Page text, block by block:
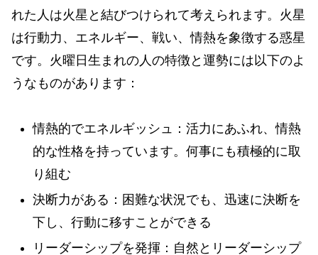
れた人は火星と結びつけられて考えられます。火星
は行動力、エネルギー、戦い、情熱を象徴する惑星
です。火曜日生まれの人の特徴と運勢には以下のよ
うなものがあります：
情熱的でエネルギッシュ：活力にあふれ、情熱
的な性格を持っています。何事にも積極的に取
り組む
決断力がある：困難な状況でも、迅速に決断を
下し、行動に移すことができる
リーダーシップを発揮：自然とリーダーシップ